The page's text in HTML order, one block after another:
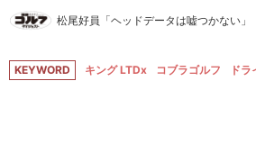
松尾好員「ヘッドデータは嘘つかない」
KEYWORD キング LTDx コブラゴルフ ドラ